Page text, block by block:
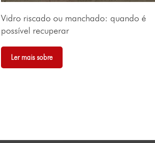
Vidro riscado ou manchado: quando é
possível recuperar
Ler mais sobre